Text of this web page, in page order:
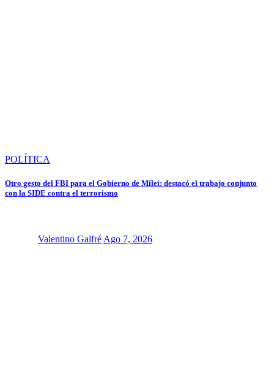
POLÍTICA
Otro gesto del FBI para el Gobierno de Milei: destacó el trabajo conjunto
con la SIDE contra el terrorismo
Valentino GalfréAgo 7, 2026